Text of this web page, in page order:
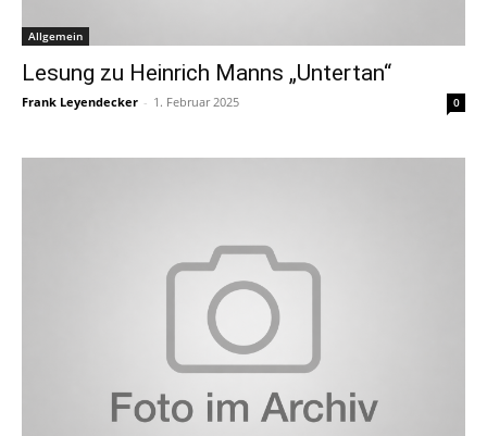
Allgemein
Lesung zu Heinrich Manns „Untertan“
Frank Leyendecker - 1. Februar 2025 0